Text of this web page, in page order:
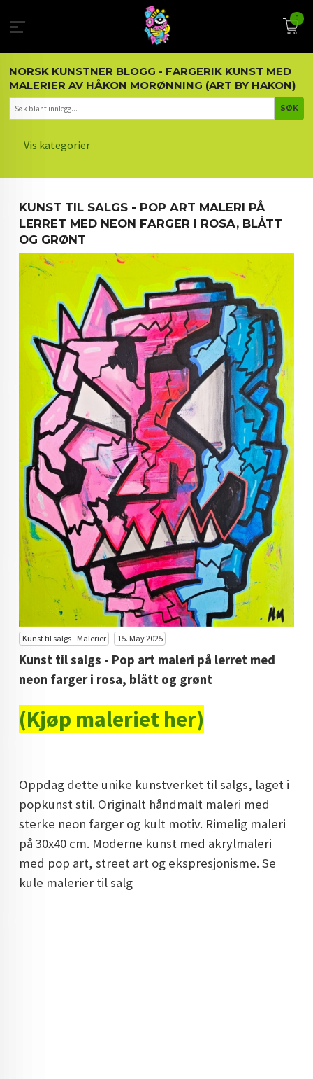
innholdet
0
NORSK KUNSTNER BLOGG - FARGERIK KUNST MED
MALERIER AV HÅKON MORØNNING (ART BY HAKON)
Vis kategorier
KUNST OG KUNSTNEREN
MALERIER BLOGG
ARTIKLER OM KUNST
INTERIØR OG KUNST
KUNST INVESTERING
KUNSTSTILER
FARGETEORI
KJØP KUNST TIL SALGS
POP ART
FARGERIK KUNST
MALERIER TIL SALGS
KUNST
KUNSTNER BLOGG - EN KUNSTNERS DAGBOK
STORE MALERIER TIL STUE
NORSK KUNST
DOPAMIN DECOR NORGE
DOPAMIN DECOR NORGE
KUNST TIL SALGS - POP ART MALERI PÅ
LERRET MED NEON FARGER I ROSA, BLÅTT
OG GRØNT
Kunst til salgs - Malerier 15. May 2025
Kunst til salgs - Pop art maleri på lerret med
neon farger i rosa, blått og grønt
(Kjøp maleriet her)
Oppdag dette unike kunstverket til salgs, laget i
popkunst stil. Originalt håndmalt maleri med
sterke neon farger og kult motiv. Rimelig maleri
på 30x40 cm. Moderne kunst med akrylmaleri
med pop art, street art og ekspresjonisme. Se
kule malerier til salg